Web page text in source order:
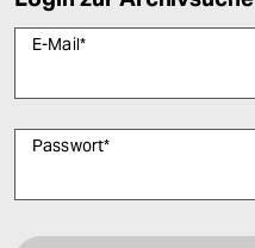
E-Mail*
Passwort*